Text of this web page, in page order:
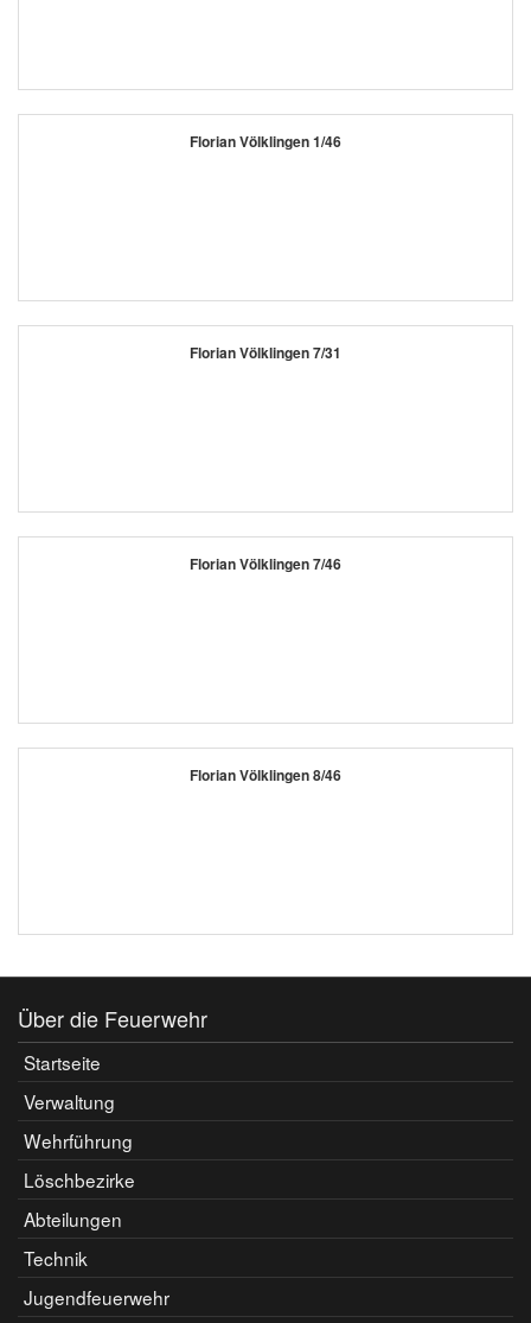
Florian Völklingen 1/46
Florian Völklingen 7/31
Florian Völklingen 7/46
Florian Völklingen 8/46
Über die Feuerwehr
Startseite
Verwaltung
Wehrführung
Löschbezirke
Abteilungen
Technik
Jugendfeuerwehr